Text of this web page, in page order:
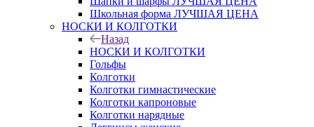
Школьная форма ЛУЧШАЯ ЦЕНА
НОСКИ И КОЛГОТКИ
Назад
НОСКИ И КОЛГОТКИ
Гольфы
Колготки
Колготки гимнастические
Колготки капроновые
Колготки нарядные